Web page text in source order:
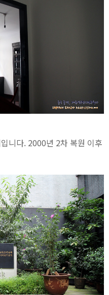
니다. 2000년 2차 복원 이후